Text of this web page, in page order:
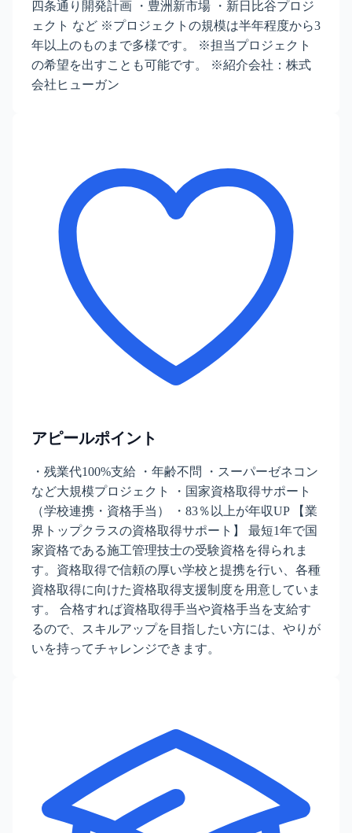
四条通り開発計画 ・豊洲新市場 ・新日比谷プロジ
ェクト など ※プロジェクトの規模は半年程度から3
年以上のものまで多様です。 ※担当プロジェクト
の希望を出すことも可能です。 ※紹介会社：株式
会社ヒューガン
アピールポイント
・残業代100%支給 ・年齢不問 ・スーパーゼネコン
など大規模プロジェクト ・国家資格取得サポート
（学校連携・資格手当） ・83％以上が年収UP 【業
界トップクラスの資格取得サポート】 最短1年で国
家資格である施工管理技士の受験資格を得られま
す。資格取得で信頼の厚い学校と提携を行い、各種
資格取得に向けた資格取得支援制度を用意していま
す。 合格すれば資格取得手当や資格手当を支給す
るので、スキルアップを目指したい方には、やりが
いを持ってチャレンジできます。